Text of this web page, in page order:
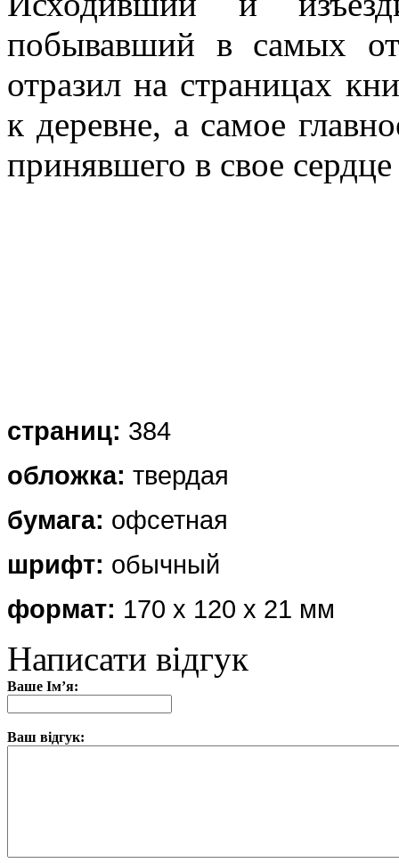
побывавший в самых
отразил на страницах
к деревне, а самое
принявшего в свое
страниц: 384
обложка: твердая
бумага: офсетная
шрифт: обычный
формат: 170 х 120 х 21 мм
Написати відгук
Ваше Ім’я:
Ваш відгук: